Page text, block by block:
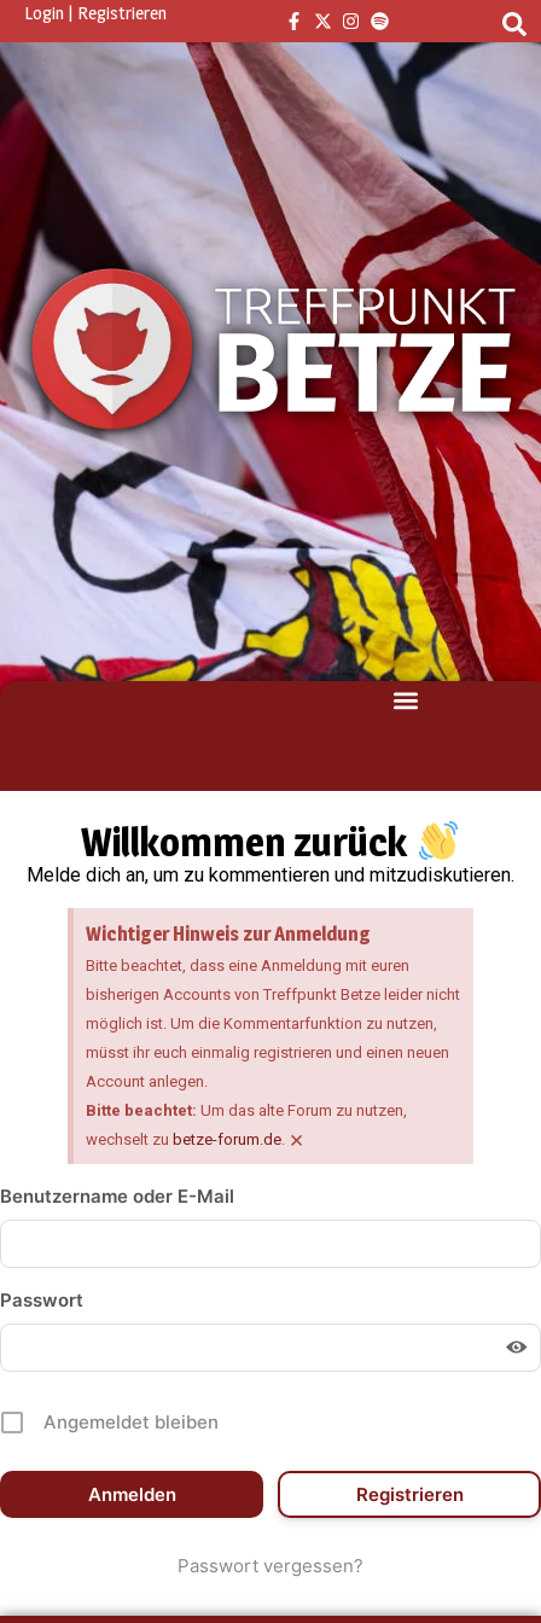
Login | Registrieren
Willkommen zurück
Melde dich an, um zu kommentieren und mitzudiskutieren.
Wichtiger Hinweis zur Anmeldung
Bitte beachtet, dass eine Anmeldung mit euren
bisherigen Accounts von Treffpunkt Betze leider nicht
möglich ist. Um die Kommentarfunktion zu nutzen,
müsst ihr euch einmalig registrieren und einen neuen
Account anlegen.
Bitte beachtet: Um das alte Forum zu nutzen,
wechselt zu betze-forum.de ×
Benutzername oder E-Mail
Passwort
Angemeldet bleiben
Registrieren
Passwort vergessen?